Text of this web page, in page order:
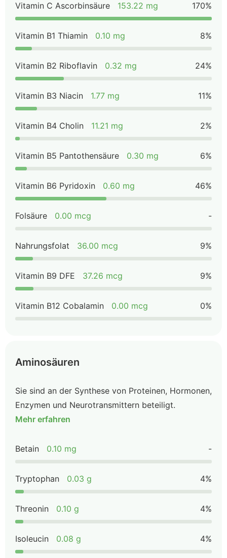
Vitamin C Ascorbinsäure 153.22 mg 170%
Vitamin B1 Thiamin 0.10 mg 8%
Vitamin B2 Riboflavin 0.32 mg 24%
Vitamin B3 Niacin 1.77 mg 11%
Vitamin B4 Cholin 11.21 mg 2%
Vitamin B5 Pantothensäure 0.30 mg 6%
Vitamin B6 Pyridoxin 0.60 mg 46%
Folsäure 0.00 mcg -
Nahrungsfolat 36.00 mcg 9%
Vitamin B9 DFE 37.26 mcg 9%
Vitamin B12 Cobalamin 0.00 mcg 0%
Aminosäuren
Sie sind an der Synthese von Proteinen, Hormonen,
Enzymen und Neurotransmittern beteiligt.
Mehr erfahren
Betain 0.10 mg -
Tryptophan 0.03 g 4%
Threonin 0.10 g 4%
Isoleucin 0.08 g 4%